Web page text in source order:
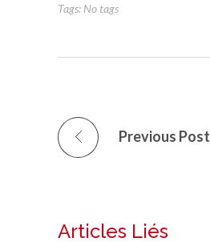
Tags: No tags
Previous Post
Articles Liés